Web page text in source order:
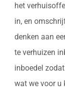
het
in, en
denken aan
te verhuizen
inboedel
wat we voor u